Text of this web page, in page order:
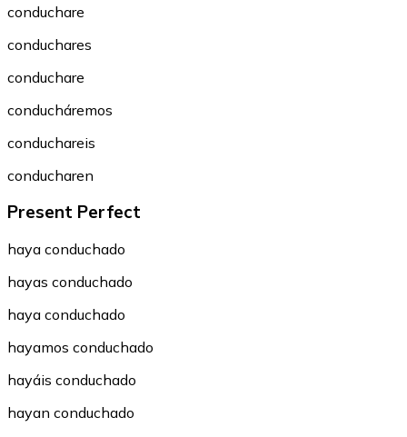
conduchare
conduchares
conduchare
conducháremos
conduchareis
conducharen
Present Perfect
haya conduchado
hayas conduchado
haya conduchado
hayamos conduchado
hayáis conduchado
hayan conduchado